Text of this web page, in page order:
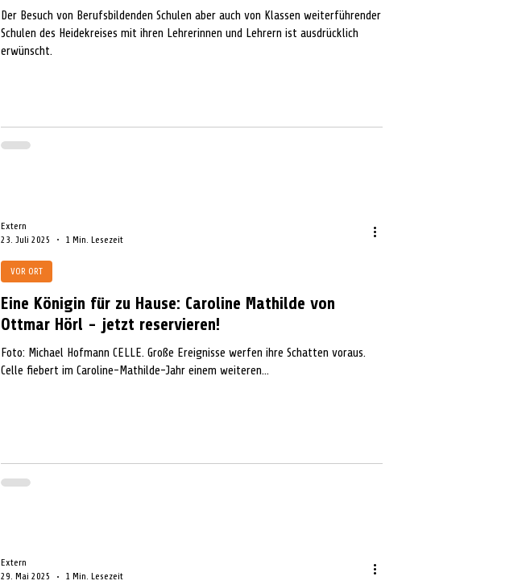
Der Besuch von Berufsbildenden Schulen aber auch von Klassen weiterführender
Schulen des Heidekreises mit ihren Lehrerinnen und Lehrern ist ausdrücklich
erwünscht.
Eine Königin für zu Hause: Caroline Mathilde von
Ottmar Hörl - jetzt reservieren!
Foto: Michael Hofmann CELLE. Große Ereignisse werfen ihre Schatten voraus.
Celle fiebert im Caroline-Mathilde-Jahr einem weiteren...
VOR ORT
Extern
23. Juli 2025
1 Min. Lesezeit
Extern
29. Mai 2025
1 Min. Lesezeit